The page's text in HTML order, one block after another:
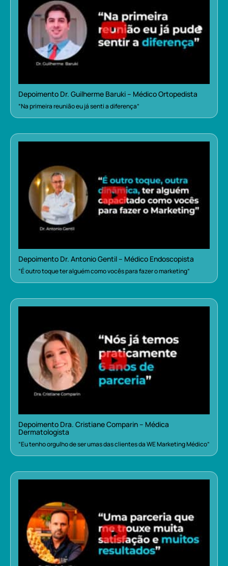
Depoimento Dr. Guilherme Baruki – Médico Ortopedista
“Na primeira reunião eu já senti a diferença”
Depoimento Dr. Antonio Gentil – Médico Endoscopista
“É outro toque ter alguém como vocês para fazer o marketing”
Depoimento Dra. Cristiane Comparin – Médica
Dermatologista
“Eu tenho orgulho de ser umas das clientes da WE Marketing Médico”